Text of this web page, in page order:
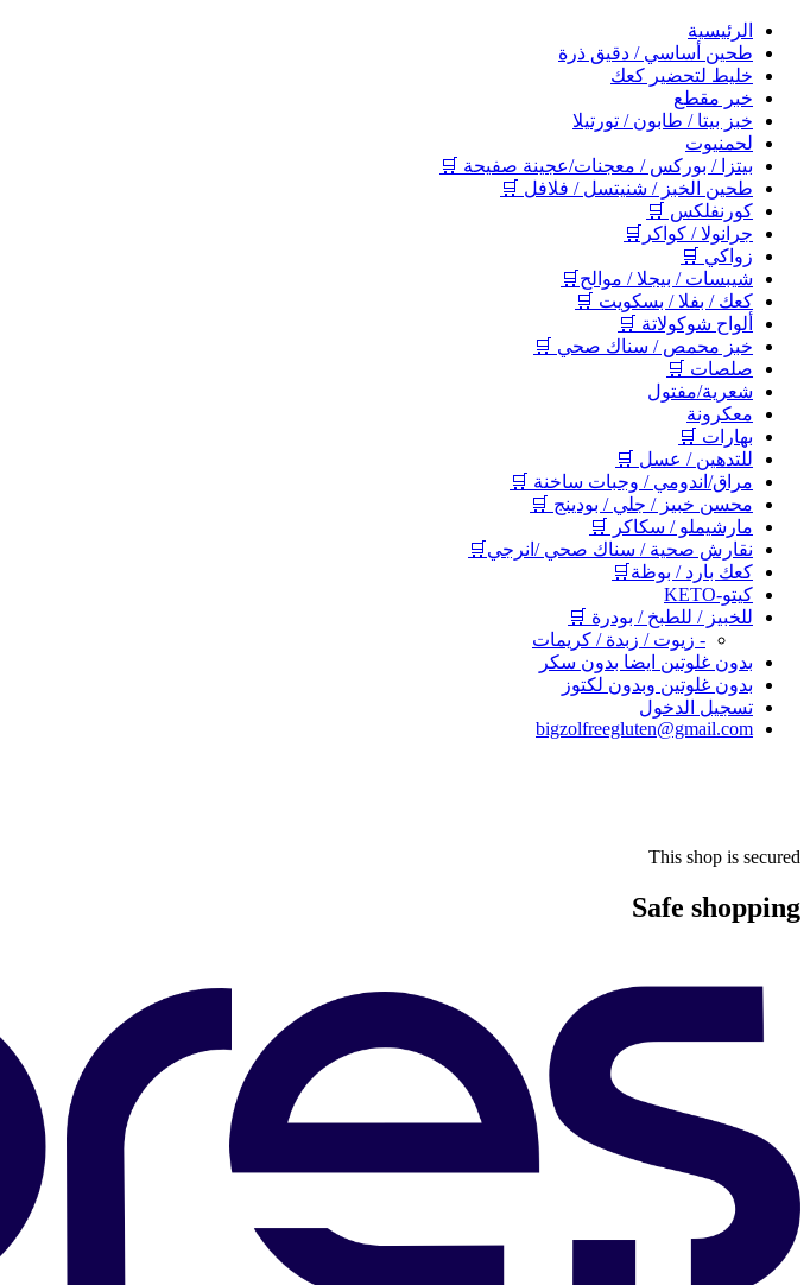
اﻟﺮﺋﻴﺴﻴﺔ
طحين أساسي / دقيق ذرة
خليط لتحضير كعك
خبر مقطع
خبز بيتا / طابون / تورتيلا
لحمنيوت
بيتزا / بوركس / معجنات/عجينة صفيحة 🛒
طحين الخبز / شنيتسل / فلافل 🛒
كورنفلكس 🛒
جرانولا / كواكر🛒
زواكي 🛒
شيبسات / بيجلا / موالح🛒
كعك / بفلا / بسكويت 🛒
ألواح شوكولاتة 🛒
خبز محمص / سناك صحي 🛒
صلصات 🛒
شعرية/مفتول
معكرونة
بهارات 🛒
للتدهين / عسل 🛒
مراق/اندومي / وجبات ساخنة 🛒
محسن خبيز / جلي / بودينج 🛒
مارشيملو / سكاكر 🛒
نقارش صحية / سناك صحي /انرجي🛒
كعك بارد / بوظة🛒
كيتو-KETO
للخبيز / للطبخ / بودرة 🛒
- زيوت / زبدة / كريمات
بدون غلوتين ايضا بدون سكر
بدون غلوتين وبدون لكتوز
تسجيل الدخول
bigzolfreegluten@gmail.com
This shop is secured
Safe shopping